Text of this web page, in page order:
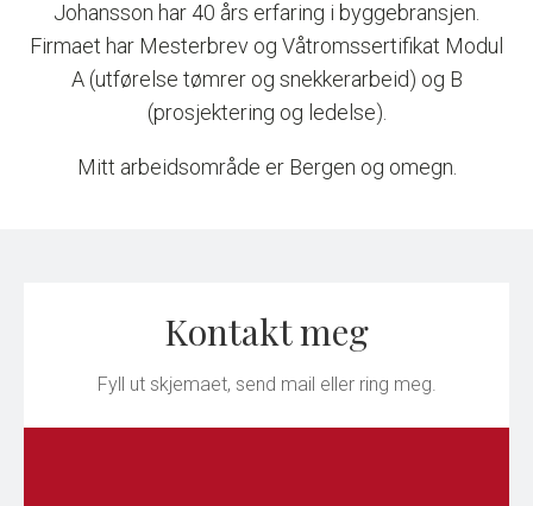
Johansson har 40 års erfaring i byggebransjen.
Firmaet har Mesterbrev og Våtromssertifikat Modul
A (utførelse tømrer og snekkerarbeid) og B
(prosjektering og ledelse).
Mitt arbeidsområde er Bergen og omegn.
Kontakt meg
Fyll ut skjemaet, send mail eller ring meg.